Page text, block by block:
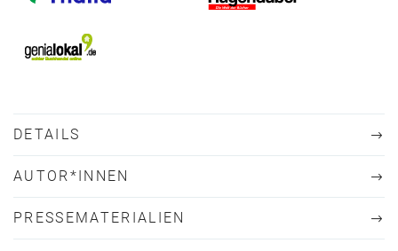
DETAILS
AUTOR*INNEN
PRESSEMATERIALIEN